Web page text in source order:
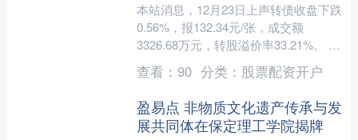
本站消息，12月23日上声转债收盘下跌
0.56%，报132.34元/张，成交额
3326.68万元，转股溢价率33.21%。 资
料显示，上声转债信用级别为“A+”....
查看： 90 分类： 股票配资开户
盈易点 非物质文化遗产传承与发
展共同体在保定理工学院揭牌